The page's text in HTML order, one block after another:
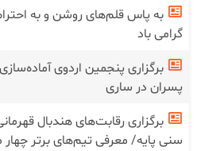
به پاس قلم‌های روشن و به
گرامی باد
پسران در ساری
برگزاری رقابت‌های هندبال
سنی پایه/ معرفی تیم‌های برتر چهار